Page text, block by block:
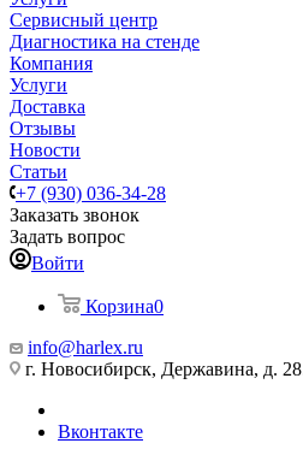
Сервисный центр
Диагностика на стенде
Компания
Услуги
Доставка
Отзывы
Новости
Статьи
+7 (930) 036-34-28
Заказать звонок
Задать вопрос
Войти
Корзина0
info@harlex.ru
г. Новосибирск, Державина, д.
Вконтакте